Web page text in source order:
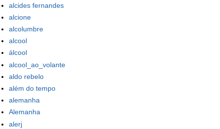
alcides fernandes
alcione
alcolumbre
alcool
álcool
alcool_ao_volante
aldo rebelo
além do tempo
alemanha
Alemanha
alerj